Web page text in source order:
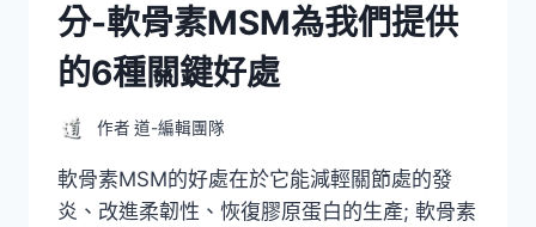
分-軟骨素MSM為我們提供
的6種關鍵好處
作者 道-編輯團隊
軟骨素MSM的好處在於它能減輕關節處的發
炎、改進柔韌性、恢復膠原蛋白的生產; 軟骨素